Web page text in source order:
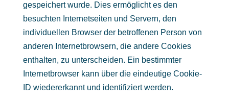
gespeichert wurde. Dies ermöglicht es den
besuchten Internetseiten und Servern, den
individuellen Browser der betroffenen Person von
anderen Internetbrowsern, die andere Cookies
enthalten, zu unterscheiden. Ein bestimmter
Internetbrowser kann über die eindeutige Cookie-
ID wiedererkannt und identifiziert werden.